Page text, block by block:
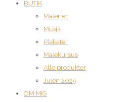
BUTIK
Malerier
Musik
Plakater
Malekursus
Alle produkter
Julen 2025
OM MIG